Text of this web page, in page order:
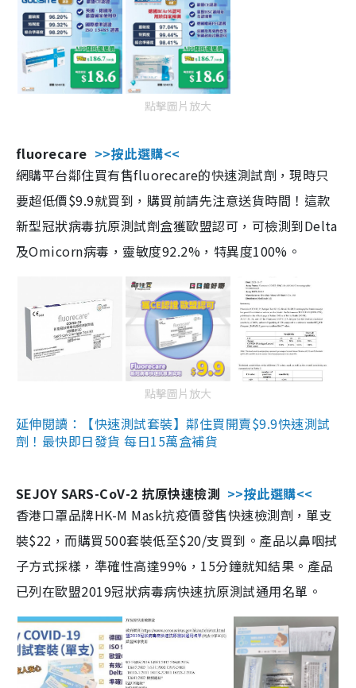
點擊圖片放大
fluorecare >>按此選購<<
網購平台鄰住買有售fluorecare的快速測試劑，現時只
要超低價$9.9就買到，購買前請先注意送貨時間！這款
新型冠狀病毒抗原測試劑盒獲歐盟認可，可檢測到Delta
及Omicorn病毒，靈敏度92.2%，特異度100%。
點擊圖片放大
延伸閱讀：【快速測試套裝】鄰住買開賣$9.9快速測試
劑！最快即日發貨 每日15萬盒補貨
SEJOY SARS-CoV-2 抗原快速檢測 >>按此選購<<
香港口罩品牌HK-M Mask抗疫價發售快速檢測劑，單支
裝$22，而購買500套裝低至$20/支買到。產品以鼻咽拭
子方式採樣，準確性高達99%，15分鐘就知結果。產品
已列在歐盟2019冠狀病毒病快速抗原測試通用名單。